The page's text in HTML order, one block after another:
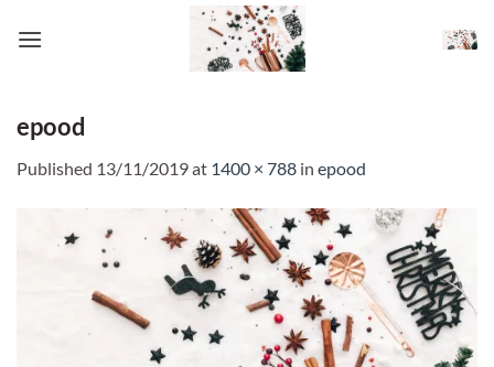
epood
Published 13/11/2019at 1400 × 788 in epood